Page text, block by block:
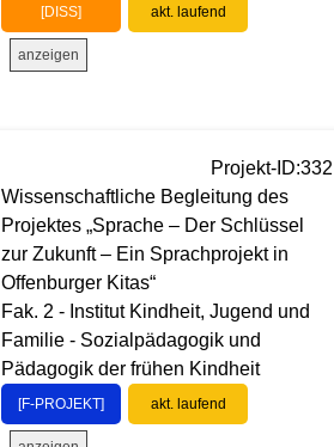
[DISS] akt. laufend
anzeigen
Projekt-ID:332
Wissenschaftliche Begleitung des
Projektes „Sprache – Der Schlüssel
zur Zukunft – Ein Sprachprojekt in
Offenburger Kitas“
Fak. 2 - Institut Kindheit, Jugend und
Familie - Sozialpädagogik und
Pädagogik der frühen Kindheit
[F-PROJEKT] akt. laufend